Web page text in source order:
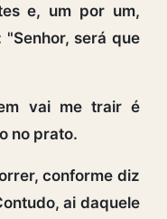
e, um por um,
será que
vai me trair é
no prato.
conforme diz
ai daquele